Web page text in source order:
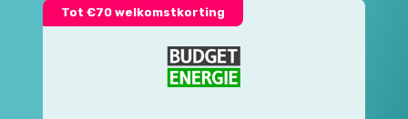
Tot €70 welkomstkorting